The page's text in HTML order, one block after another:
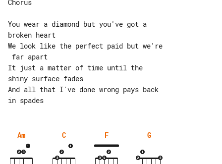
Chorus
You wear a diamond but you've got a
broken heart
We look like the perfect paid but we're
It just a matter of time until the
shiny surface fades
And all that I've done wrong pays back
Am C F G